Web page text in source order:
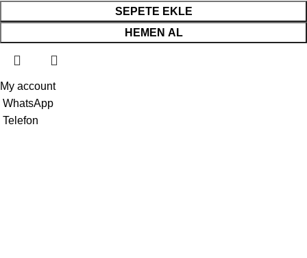
SEPETE EKLE
HEMEN AL
My account
WhatsApp
Telefon